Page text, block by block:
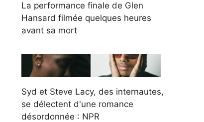
La performance finale de Glen
Hansard filmée quelques heures
avant sa mort
Syd et Steve Lacy, des internautes,
se délectent d'une romance
désordonnée : NPR